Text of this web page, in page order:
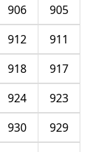
905
906
911
912
917
918
923
924
929
930